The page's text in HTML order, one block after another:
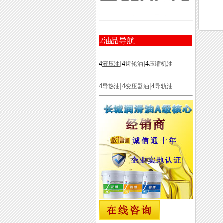
2油品导航
4液压油|4齿轮油|4压缩机油
4导热油|4变压器油|4导轨油